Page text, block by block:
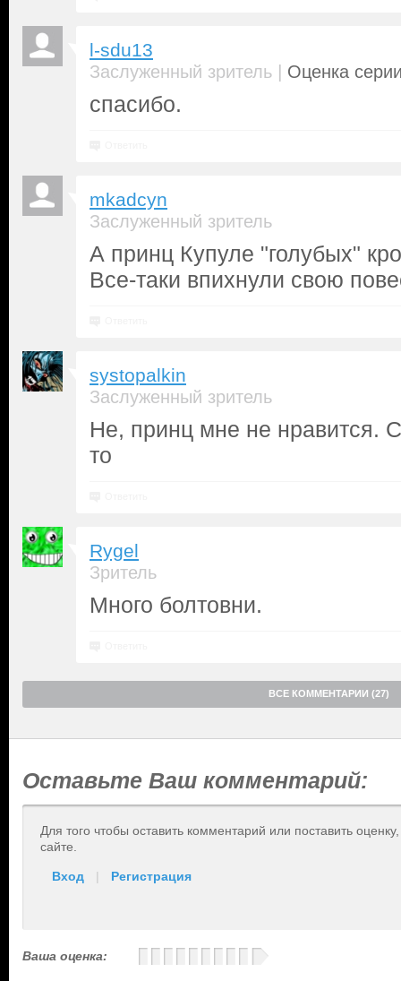
l-sdu13
Заслуженный зритель | Оценка
спасибо.
mkadcyn
Заслуженный зритель
А принц Купуле "голубых"
Все-таки впихнули свою
systopalkin
Заслуженный зритель
Не, принц мне не нравится.
то
Rygel
Зритель
Много болтовни.
ВСЕ КОММЕНТАРИИ (27)
Оставьте Ваш комментарий:
Для того чтобы оставить комментарий или поставить
сайте.
Вход | Регистрация
Ваша оценка: